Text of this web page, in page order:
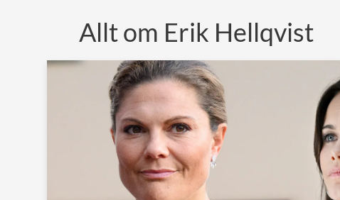
Allt om Erik Hellqvist